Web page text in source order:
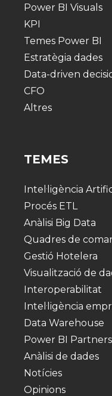
Power BI Visuals
KPI
Temes Power BI
Estratègia dades
Data-driven
CFO
Altres
TEMES
Intel·ligència
Procés ETL
Anàlisi Big Data
Quadres de
Gestió Hotelera
Visualització de
Interoperabilitat
Intel·ligència
Data Warehouse
Power BI Partners
Anàlisi de dades
Notícies
Opinions